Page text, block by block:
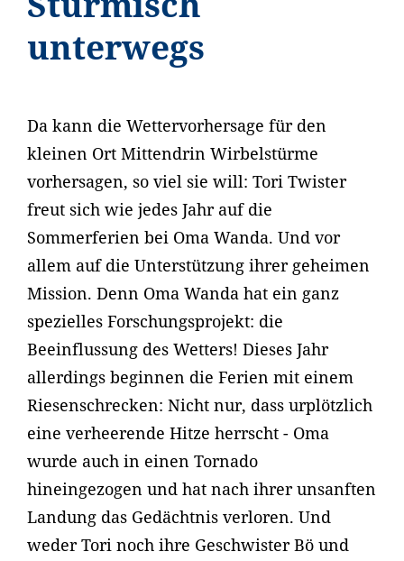
unterwegs
Da kann die Wettervorhersage für den
kleinen Ort Mittendrin Wirbelstürme
vorhersagen, so viel sie will: Tori Twister
freut sich wie jedes Jahr auf die
Sommerferien bei Oma Wanda. Und vor
allem auf die Unterstützung ihrer geheimen
Mission. Denn Oma Wanda hat ein ganz
spezielles Forschungsprojekt: die
Beeinflussung des Wetters! Dieses Jahr
allerdings beginnen die Ferien mit einem
Riesenschrecken: Nicht nur, dass urplötzlich
eine verheerende Hitze herrscht - Oma
wurde auch in einen Tornado
hineingezogen und hat nach ihrer unsanften
Landung das Gedächtnis verloren. Und
weder Tori noch ihre Geschwister Bö und